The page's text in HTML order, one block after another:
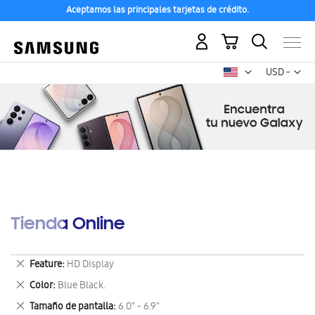
Aceptamos las principales tarjetas de crédito.
USD -
dólar
Mi carrito
Tienda Online
Feature HD Display
Eliminar
este
artículo
Color Blue Black.
Eliminar
este
Tamaño de pantalla 6.0" - 6.9"
Eliminar